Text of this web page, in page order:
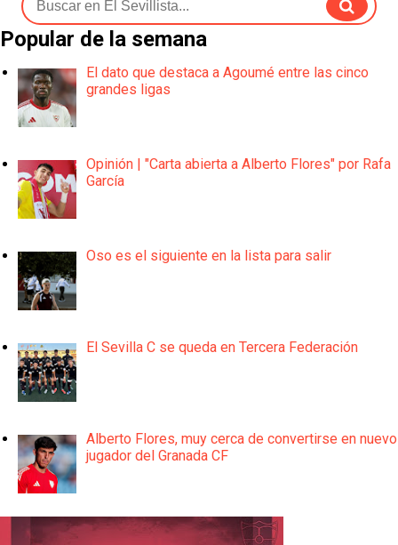
Popular de la semana
El dato que destaca a Agoumé entre las cinco
grandes ligas
Opinión | "Carta abierta a Alberto Flores" por Rafa
García
Oso es el siguiente en la lista para salir
El Sevilla C se queda en Tercera Federación
Alberto Flores, muy cerca de convertirse en nuevo
jugador del Granada CF